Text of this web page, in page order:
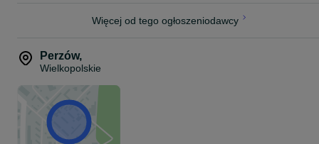
Proszę o kontakt telefoniczny lub za pomocą formularza olx
Zapraszamy do zapoznania się z całą naszą ofertą felg na naszej
stronie www.dawmac.eu
Więcej od tego ogłoszeniodawcy
Perzów,
Wielkopolskie